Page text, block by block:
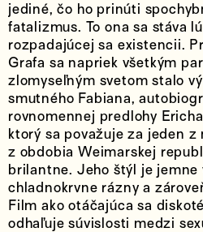
jediné, čo ho prinúti
fatalizmus. To ona sa stáva
rozpadajúcej sa existencii.
Grafa sa napriek všetkým
zlomyseľným svetom stalo
smutného Fabiana,
rovnomennej predlohy
ktorý sa považuje za jeden z
z obdobia Weimarskej
brilantne. Jeho štýl je jemne
chladnokrvne rázny a
Film ako otáčajúca sa
odhaľuje súvislosti medzi